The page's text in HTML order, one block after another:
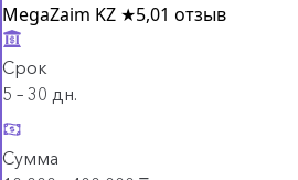
MegaZaim KZ ★5,01 отзыв
Срок
5 – 30 дн.
Сумма